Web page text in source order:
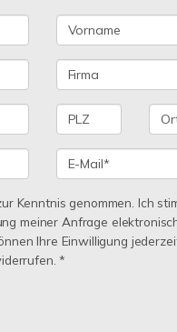
Kenntnis genommen. Ich
meiner Anfrage
Ihre Einwilligung
*